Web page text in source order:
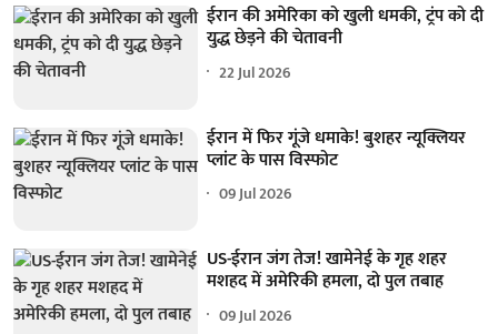
ईरान की अमेरिका को खुली धमकी, ट्रंप को दी
युद्ध छेड़ने की चेतावनी
22 Jul 2026
ईरान में फिर गूंजे धमाके! बुशहर न्यूक्लियर
प्लांट के पास विस्फोट
09 Jul 2026
US-ईरान जंग तेज! खामेनेई के गृह शहर
मशहद में अमेरिकी हमला, दो पुल तबाह
09 Jul 2026